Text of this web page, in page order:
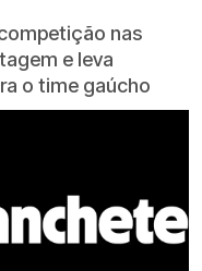
nas
e leva
o time gaúcho